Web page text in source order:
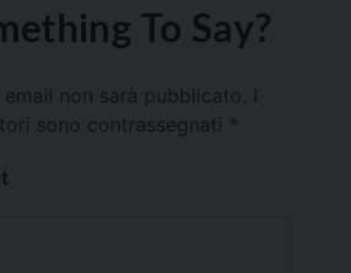
To Say?
email non sarà pubblicato.
sono contrassegnati *